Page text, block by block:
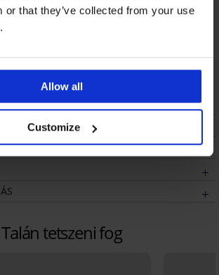
or that they’ve collected from your use
Allow all
Customize
Talán tetszeni fog